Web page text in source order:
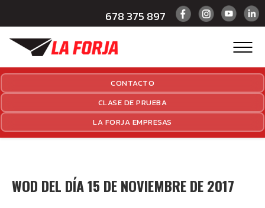
678 375 897
CONTACTO
CLASE DE PRUEBA
LA FORJA EMPRESAS
WOD DEL DÍA 15 DE NOVIEMBRE DE 2017